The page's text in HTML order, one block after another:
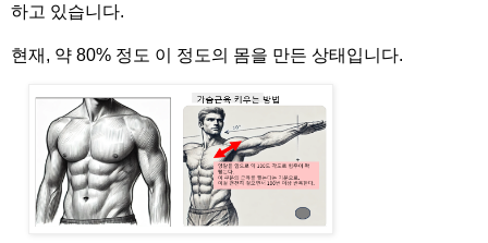
하고 있습니다.
현재, 약 80% 정도 이 정도의 몸을 만든 상태입니다.